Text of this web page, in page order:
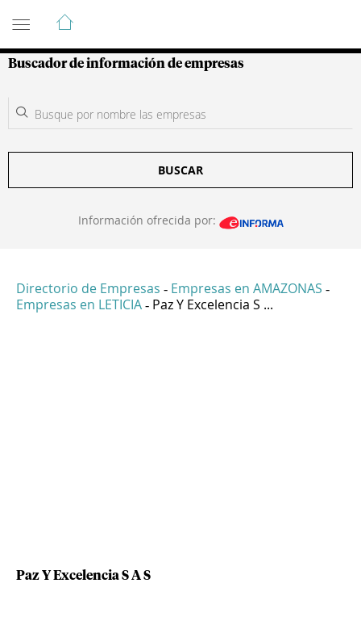
Guía de Empresas Colombianas
Buscador de información de empresas
BUSCAR
Información ofrecida por:
Directorio de Empresas - Empresas en AMAZONAS -
Empresas en LETICIA - Paz Y Excelencia S ...
Paz Y Excelencia S A S